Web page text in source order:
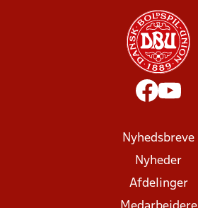
Nyhedsbreve
Nyheder
Afdelinger